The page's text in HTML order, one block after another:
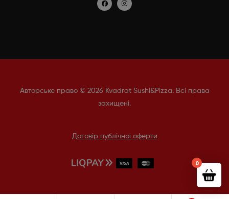
Авторське право © 2026 Kvadrat Sushi&Pizza. Всі права
захищені.
Договір публічної оферти
0